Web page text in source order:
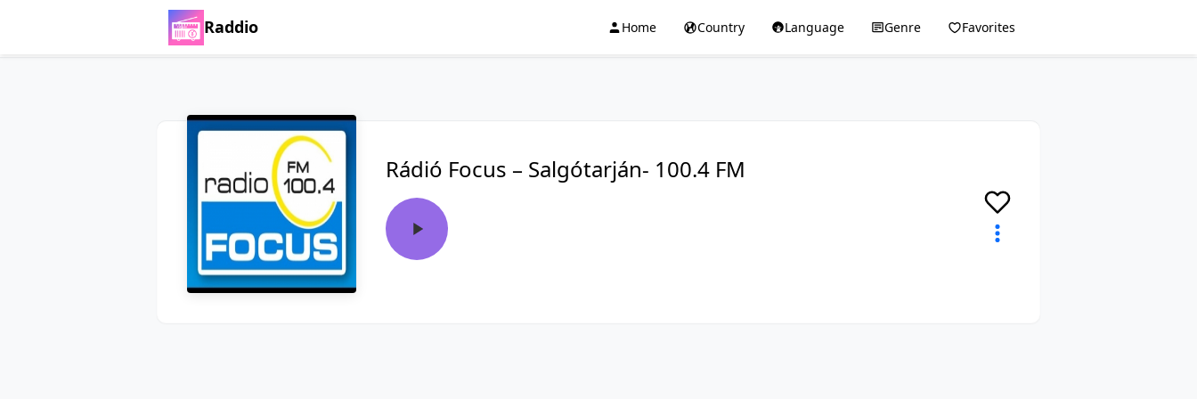
Raddio Home Country Language Genre Favorites
Rádió Focus – Salgótarján- 100.4 FM